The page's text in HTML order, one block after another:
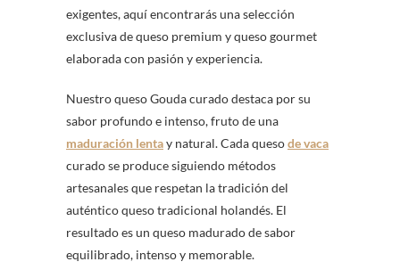
exigentes, aquí encontrarás una selección
exclusiva de queso premium y queso gourmet
elaborada con pasión y experiencia.
Nuestro queso Gouda curado destaca por su
sabor profundo e intenso, fruto de una
maduración lentay natural. Cada quesode vaca
curado se produce siguiendo métodos
artesanales que respetan la tradición del
auténtico queso tradicional holandés. El
resultado es un queso madurado de sabor
equilibrado, intenso y memorable.